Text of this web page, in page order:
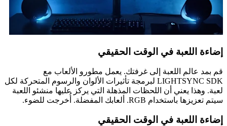
إضاءة اللعبة في الوقت الحقيقي
قم بمد عالم اللعبة إلى غرفتك. يعمل مطورو الألعاب مع
LIGHTSYNC SDK لبرمجة تأثيرات الألوان والرسوم المتحركة لكل
لعبة. وهذا يعني أن اللحظات المذهلة التي يركز عليها منشئو اللعبة
سيتم تعزيزها باستخدام RGB. ألعابك المفضلة. أُخرجت للضوء.
إضاءة اللعبة في الوقت الحقيقي